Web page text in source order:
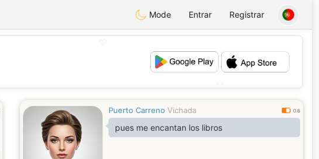
Mode Entrar Registrar
Puerto Carreno Vichada 0.6
pues me encantan los libros